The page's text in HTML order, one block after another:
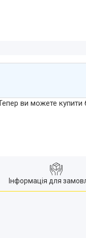
ви можете
Інформація для